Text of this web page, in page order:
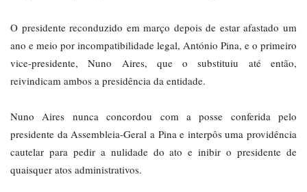
O presidente reconduzido em março depois de estar afastado um
ano e meio por incompatibilidade legal, António Pina, e o primeiro
vice-presidente, Nuno Aires, que o substituiu até então,
reivindicam ambos a presidência da entidade.
Nuno Aires nunca concordou com a posse conferida pelo
presidente da Assembleia-Geral a Pina e interpôs uma providência
cautelar para pedir a nulidade do ato e inibir o presidente de
quaisquer atos administrativos.